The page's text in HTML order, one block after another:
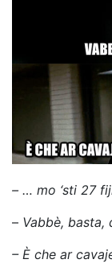
– … mo ‘sti 27
– Vabbè, basta,
– È che ar